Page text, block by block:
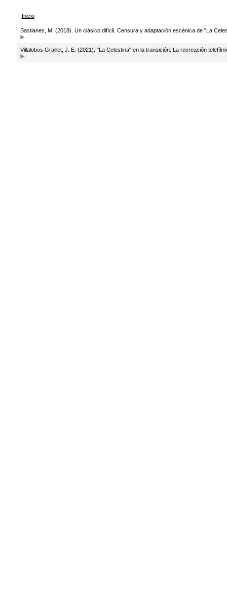
Inicio
Bastianes, M. (2018). Un clásico difícil. Censura y adaptación escénica de "La
Villalobos Graillet, J. E. (2021). "La Celestina" en la transición: La recreación